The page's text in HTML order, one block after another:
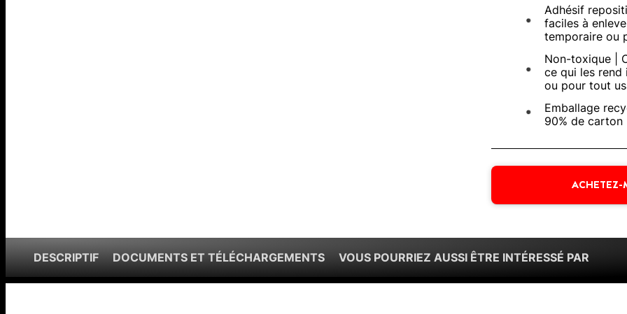
Adhésif
faciles à
temporaire ou
Non-toxique |
ce qui les rend
ou pour tout
Emballage
90% de carton
ACHETEZ-
DESCRIPTIF DOCUMENTS ET TÉLÉCHARGEMENTS VOUS POURRIEZ AUSSI ÊTRE INTÉRESSÉ PAR